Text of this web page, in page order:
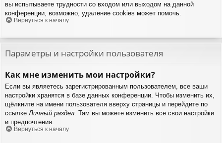
вы испытываете трудности со входом или выходом на данной
конференции, возможно, удаление cookies может помочь.
Вернуться к началу
Параметры и настройки пользователя
Как мне изменить мои настройки?
Если вы являетесь зарегистрированным пользователем, все ваши
настройки хранятся в базе данных конференции. Чтобы изменить их,
щёлкните на имени пользователя вверху страницы и перейдите по
ссылкеЛичный раздел. Там вы можете изменить все свои настройки
и предпочтения.
Вернуться к началу